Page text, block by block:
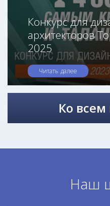
Конкурс для
архитекторов
2025
Читать далее
Ко всем
Наш